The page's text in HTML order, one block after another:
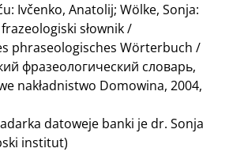
Ivčenko, Anatolij; Wölke, Sonja:
słownik /
phraseologisches Wörterbuch /
фразеологический словарь,
nakładnistwo Domowina, 2004,
datoweje banki je dr. Sonja
institut)